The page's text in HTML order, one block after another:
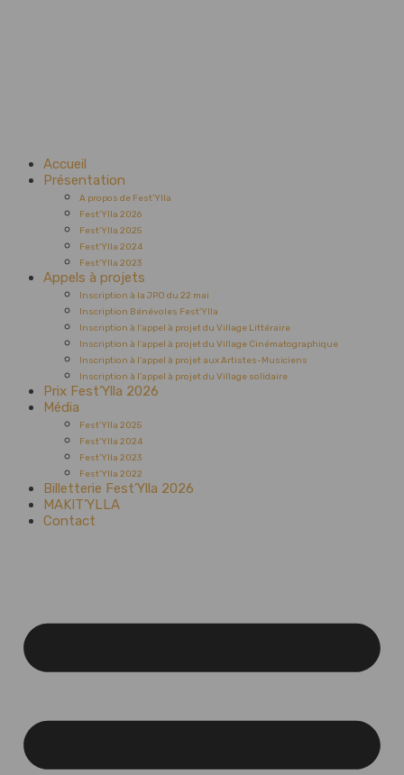
Accueil
Présentation
A propos de Fest’Ylla
Fest’Ylla 2026
Fest’Ylla 2025
Fest’Ylla 2024
Fest’Ylla 2023
Appels à projets
Inscription à la JPO du 22 mai
Inscription Bénévoles Fest’Ylla
Inscription à l’appel à projet du Village Littéraire
Inscription à l’appel à projet du Village Cinématographique
Inscription à l’appel à projet aux Artistes-Musiciens
Inscription à l’appel à projet du Village solidaire
Prix Fest’Ylla 2026
Média
Fest’Ylla 2025
Fest’Ylla 2024
Fest’Ylla 2023
Fest’Ylla 2022
Billetterie Fest’Ylla 2026
MAKIT’YLLA
Contact